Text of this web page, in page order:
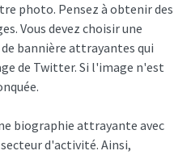
photo. Pensez à obtenir des
Vous devez choisir une
bannière attrayantes qui
de Twitter. Si l'image n'est
biographie attrayante avec
d'activité. Ainsi,